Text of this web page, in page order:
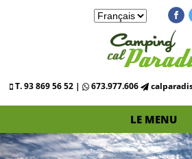
T. 93 869 56 52 | 673.977.606
LE MENU